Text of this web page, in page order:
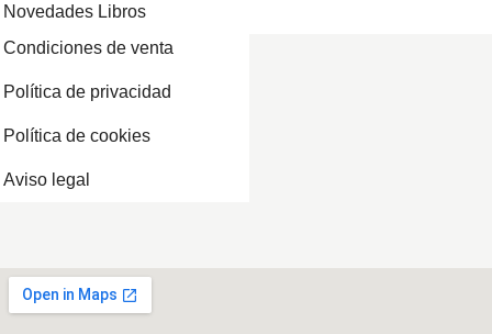
Novedades Libros
Condiciones de venta
Política de privacidad
Política de cookies
Aviso legal